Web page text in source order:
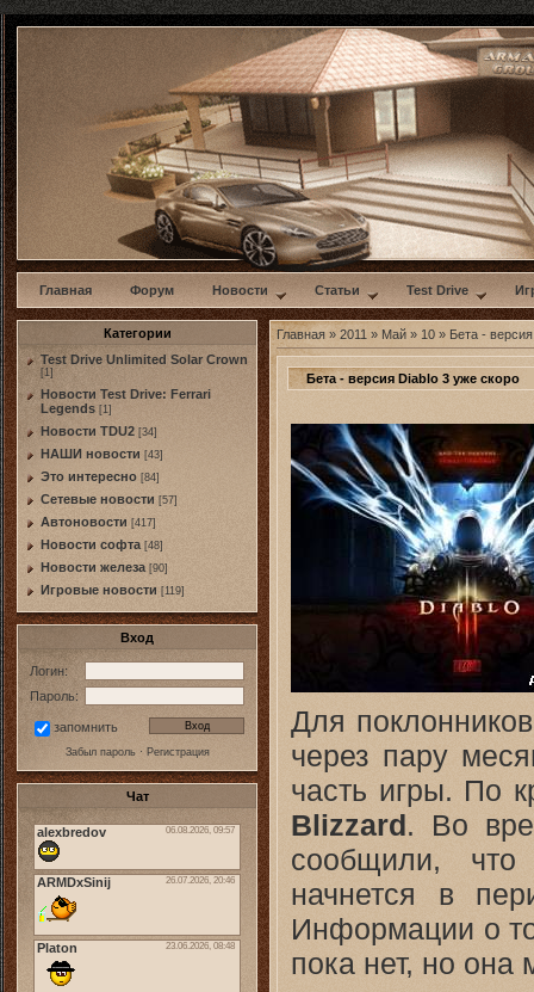
w
Главная Форум Новости Статьи Test Drive
Категории
Test Drive Unlimited Solar Crown
[1]
Новости Test Drive: Ferrari
Legends [1]
Новости TDU2 [34]
НАШИ новости [43]
Это интересно [84]
Сетевые новости [57]
Автоновости [417]
Новости софта [48]
Новоcти железа [90]
Игровые новости [119]
Вход
Логин:
Пароль:
запомнить
Забыл пароль· Регистрация
Чат
Главная » 2011 » Май » 10 » Бета -
Бета - версия Diablo 3 уже скоро
Для
через пару
часть игры. По
Blizzard. Во
сообщили, что
начнется в
Информации о
пока нет, но она